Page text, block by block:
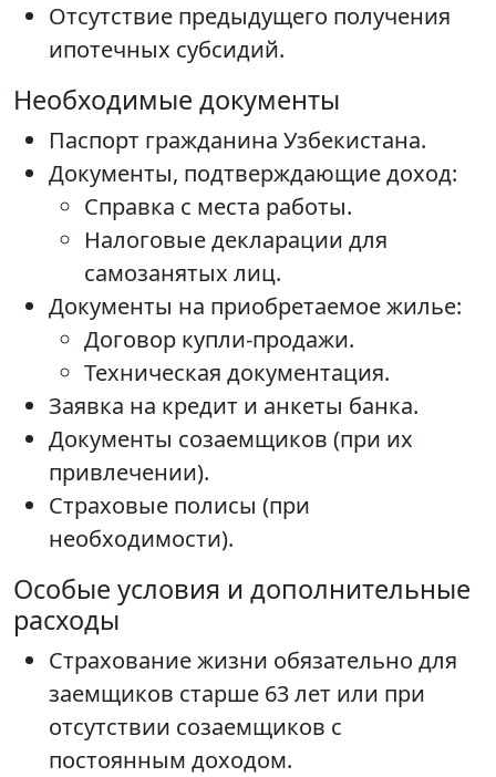
Отсутствие предыдущего получения
ипотечных субсидий.
Необходимые документы
Паспорт гражданина Узбекистана.
Документы, подтверждающие доход:
Справка с места работы.
Налоговые декларации для
самозанятых лиц.
Документы на приобретаемое жилье:
Договор купли-продажи.
Техническая документация.
Заявка на кредит и анкеты банка.
Документы созаемщиков (при их
привлечении).
Страховые полисы (при
необходимости).
Особые условия и дополнительные
расходы
Страхование жизни обязательно для
заемщиков старше 63 лет или при
отсутствии созаемщиков с
постоянным доходом.